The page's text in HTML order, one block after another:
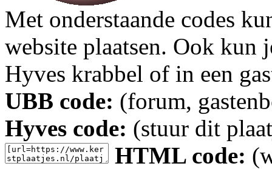
Met onderstaande codes
website plaatsen. Ook kun
Hyves krabbel of in een
UBB code: (forum,
Hyves code: (stuur dit
HTML code: